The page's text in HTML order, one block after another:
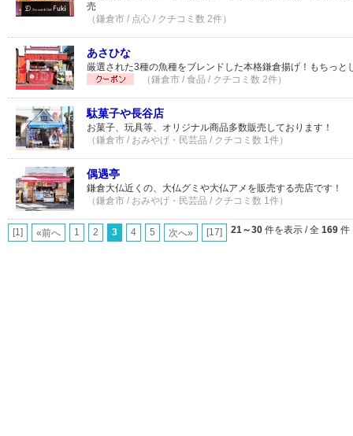
売
（鎌倉市 / 点心 / クチコミ数 2件）
あさひな
厳選された3種の魚種をブレンドした本格鎌倉揚げ！もちっと
（鎌倉市 / 食品 / クチコミ数 2件）
駄菓子や長谷店
お菓子、玩具等、オリジナル商品多数販売しております！
（鎌倉市 / おみやげ・民芸品 / クチコミ数 1件）
偶遇亭
鎌倉大仏近くの、大仏グミや大仏アメを販売する売店です！
（鎌倉市 / おみやげ・民芸品 / クチコミ数 1件）
[1] «前へ 1 2 3 4 5 次へ» [17] 21～30 件を表示 / 全 169 件